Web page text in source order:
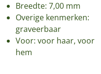
Breedte: 7,00 mm
Overige kenmerken:
graveerbaar
Voor: voor haar, voor
hem